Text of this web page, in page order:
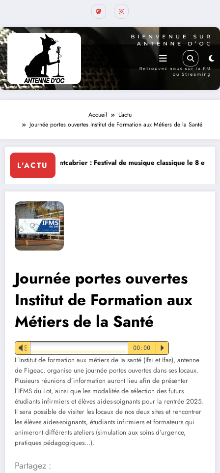
Accueil
L'actu
Journée portes ouvertes Institut de Formation aux Métiers de la Santé
L'ACTU
: Festival de musique classique le 8 et 9 août La Thérapie
Journée portes ouvertes
Institut de Formation aux
Métiers de la Santé
Vm 00:00 P
L’Institut de formation aux métiers de la santé (Ifsi et Ifas), antenne
de Figeac, organise une journée portes ouvertes dans ses locaux.
Plusieurs réunions d’information auront lieu afin de présenter
l’IFMS du Lot, ainsi que les modalités de sélection des futurs
étudiants infirmiers et élèves aides-soignants pour la rentrée 2025.
Il sera possible de visiter les locaux de nos deux sites et rencontrer
les élèves aides-soignants, étudiants infirmiers et formateurs qui
animeront différents ateliers (simulation aux soins d’urgence,
pratiques pédagogiques…).
Partagez :